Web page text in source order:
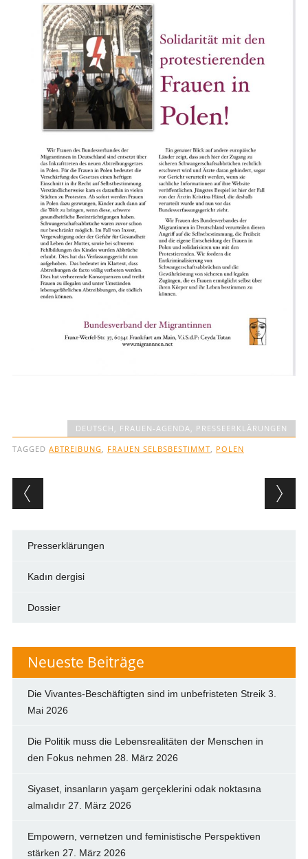
DEUTSCH , FRAUEN-AGENDA, PRESSEERKLÄRUNGEN
TAGGED ABTREIBUNG, FRAUEN SELBSBESTIMMT, POLEN
Post navigation
Presserklärungen
Kadın dergisi
Dossier
Neueste Beiträge
Die Vivantes-Beschäftigten sind im unbefristeten Streik 3.
Mai 2026
Die Politik muss die Lebensrealitäten der Menschen in
den Fokus nehmen 28. März 2026
Siyaset, insanların yaşam gerçeklerini odak noktasına
almalıdır 27. März 2026
Empowern, vernetzen und feministische Perspektiven
stärken 27. März 2026